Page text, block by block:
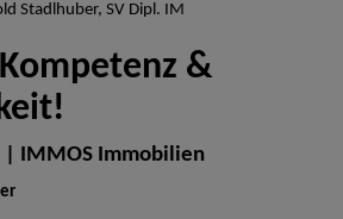
Stadlhuber, SV Dipl. IM
&
| IMMOS Immobilien